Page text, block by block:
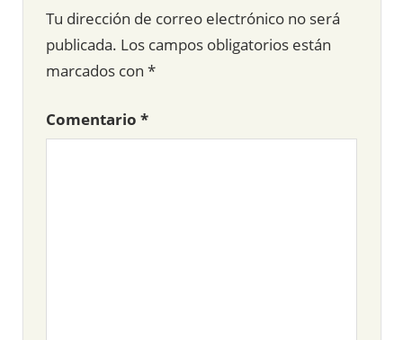
Tu dirección de correo electrónico no será
publicada. Los campos obligatorios están
marcados con *
Comentario *